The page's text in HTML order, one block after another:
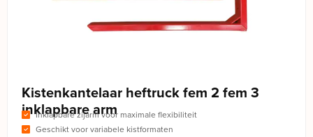
Kistenkantelaar heftruck fem 2 fem 3
inklapbare arm
Inklapbare zijarm voor maximale flexibiliteit
Geschikt voor variabele kistformaten